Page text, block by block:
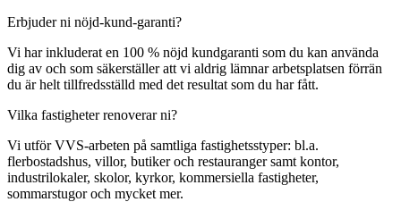
Erbjuder ni nöjd-kund-garanti?
Vi har inkluderat en 100 % nöjd kundgaranti som du kan använda
dig av och som säkerställer att vi aldrig lämnar arbetsplatsen förrän
du är helt tillfredsställd med det resultat som du har fått.
Vilka fastigheter renoverar ni?
Vi utför VVS-arbeten på samtliga fastighetsstyper: bl.a.
flerbostadshus, villor, butiker och restauranger samt kontor,
industrilokaler, skolor, kyrkor, kommersiella fastigheter,
sommarstugor och mycket mer.